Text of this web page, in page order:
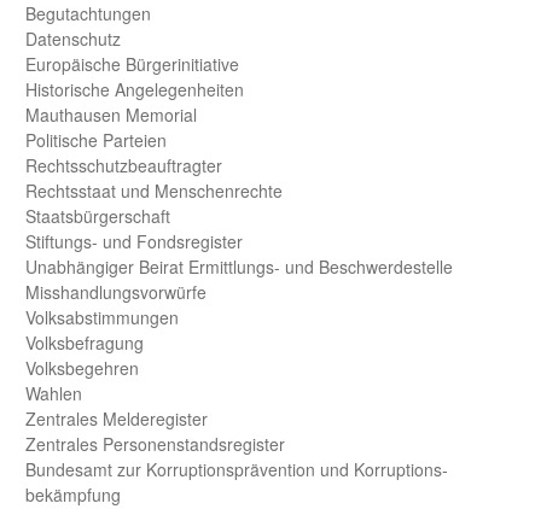
Begut­achtungen
Daten­schutz
Europäische Bürger­initiative
Historische Angelegen­heiten
Mauthausen Memorial
Politische Parteien
Rechts­schutz­beauftragter
Rechts­staat und Menschen­rechte
Staats­bürger­schaft
Stiftungs- und Fonds­register
Unab­hängiger Beirat Ermittlungs- und Beschwerde­stelle
Misshandlungs­vorwürfe
Volks­abstimmungen
Volks­befragung
Volks­begehren
Wahlen
Zentrales Melde­register
Zentrales Personen­stands­register
Bundes­amt zur Korrup­tions­prävention und Korrup­tions­
bekämpfung